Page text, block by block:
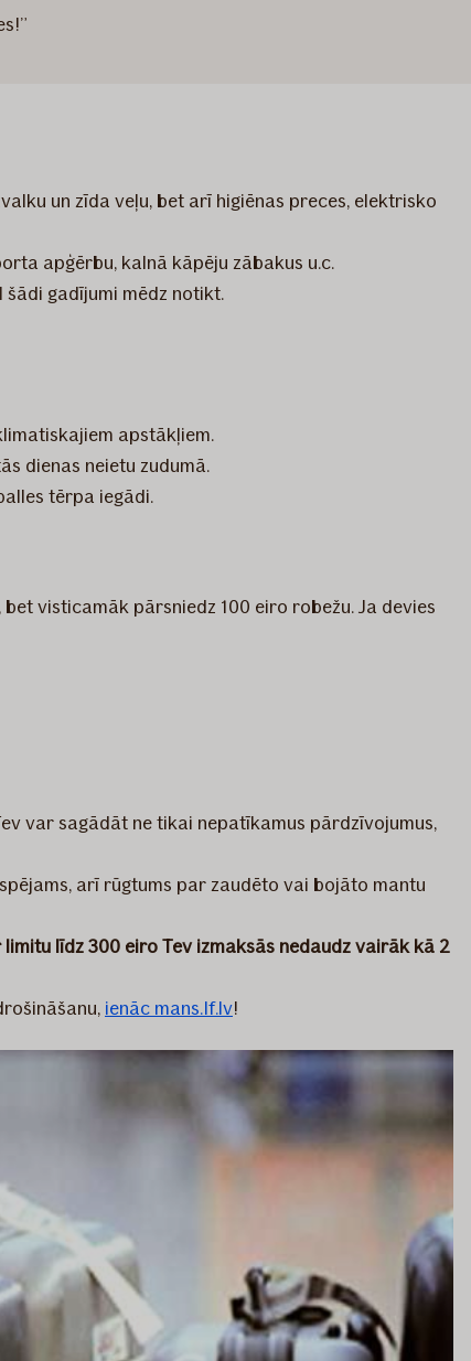
un zīda veļu, bet arī higiēnas preces, elektrisko
apģērbu, kalnā kāpēju zābakus u.c.
gadījumi mēdz notikt.
apstākļiem.
dienas neietu zudumā.
tērpa iegādi.
visticamāk pārsniedz 100 eiro robežu. Ja devies
var sagādāt ne tikai nepatīkamus pārdzīvojumus,
arī rūgtums par zaudēto vai bojāto mantu
līdz 300 eiro Tev izmaksās nedaudz vairāk kā 2
ienāc mans.If.lv!